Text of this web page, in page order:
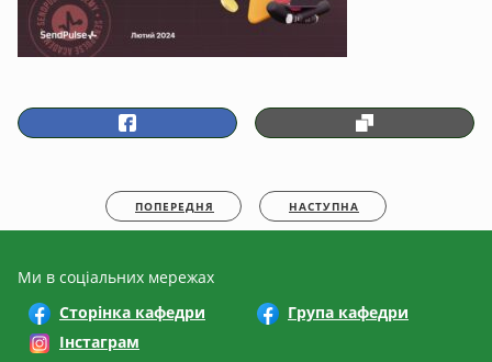
ПОПЕРЕДНЯ НАСТУПНА
Ми в соціальних мережах
Сторінка кафедри
Група кафедри
Інстаграм